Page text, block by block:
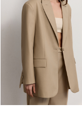
XSSM